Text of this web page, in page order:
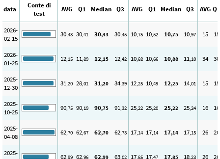
data
Conte di
test
AVG Q1 Median Q3 AVG Q1 Median Q3 AVG Q1
2026-
02-15
30,43 30,41 30,43 30,45 10,75 10,52 10,75 10,97 15 15
2026-
01-25
12,15 11,89 12,15 12,42 10,88 10,66 10,88 11,10 34 30
2025-
12-30
31,20 28,01 31,20 34,39 12,25 10,49 12,25 14,01 15 15
2025-
10-25
90,75 90,19 90,75 91,32 25,22 25,20 25,22 25,24 16 16
2025-
04-08
62,70 62,67 62,70 62,73 17,14 17,14 17,14 17,15 26 26
2025-
62,99 62,96 62,99 63,02 17,85 17,47 17,85 18,23 26 26